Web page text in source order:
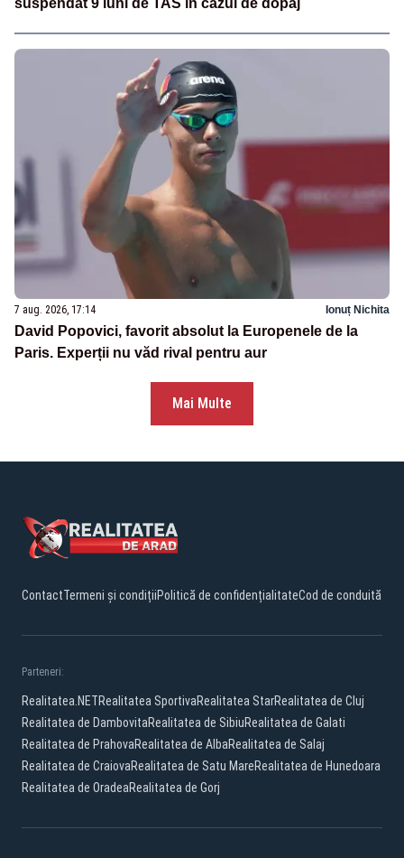
suspendat 9 luni de TAS în cazul de dopaj
7 aug. 2026, 17:14 Ionuț Nichita
David Popovici, favorit absolut la Europenele de la
Paris. Experții nu văd rival pentru aur
Mai Multe
ContactTermeni și condițiiPolitică de confidențialitateCod de conduită
Parteneri:
Realitatea.NETRealitatea SportivaRealitatea StarRealitatea de Cluj
Realitatea de DambovitaRealitatea de SibiuRealitatea de Galati
Realitatea de PrahovaRealitatea de AlbaRealitatea de Salaj
Realitatea de CraiovaRealitatea de Satu MareRealitatea de Hunedoara
Realitatea de OradeaRealitatea de Gorj